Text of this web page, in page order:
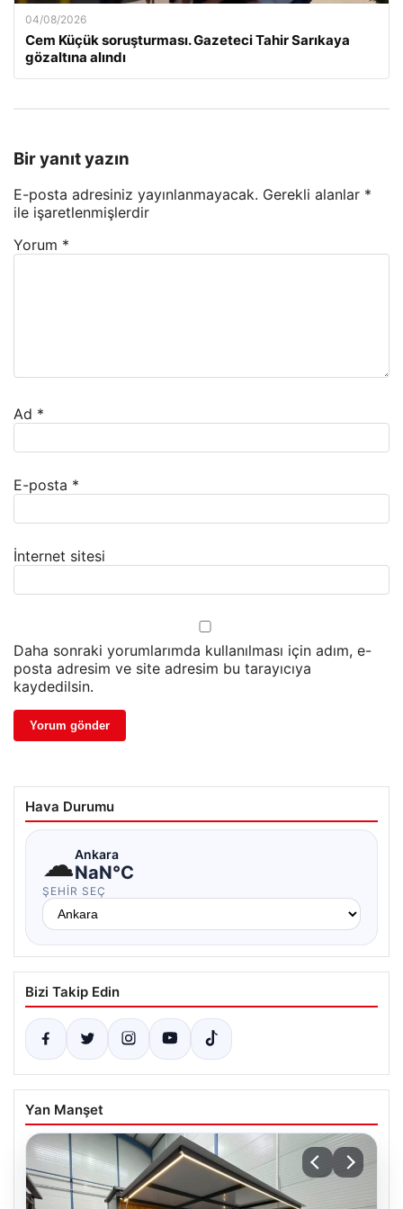
04/08/2026
Cem Küçük soruşturması. Gazeteci Tahir Sarıkaya
gözaltına alındı
Bir yanıt yazın
E-posta adresiniz yayınlanmayacak. Gerekli alanlar *
ile işaretlenmişlerdir
Yorum *
Ad *
E-posta *
İnternet sitesi
Daha sonraki yorumlarımda kullanılması için adım, e-
posta adresim ve site adresim bu tarayıcıya
kaydedilsin.
Hava Durumu
☁Ankara
NaN°C
ŞEHIR SEÇ
Bizi Takip Edin
Yan Manşet